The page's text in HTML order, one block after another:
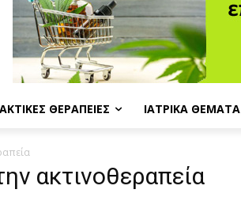
ΘΕΡΑΠΕΊΕΣ ΙΑΤΡΙΚΆ ΘΈΜΑΤΑ
ακτινοθεραπεία